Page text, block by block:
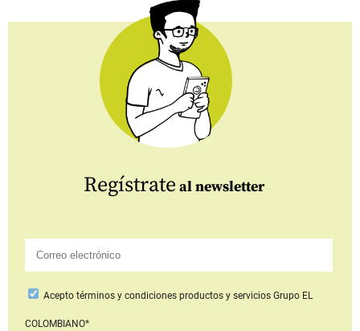
Regístrate al newsletter
Aceptotérminos y condiciones productos y serviciosGrupo EL
COLOMBIANO*